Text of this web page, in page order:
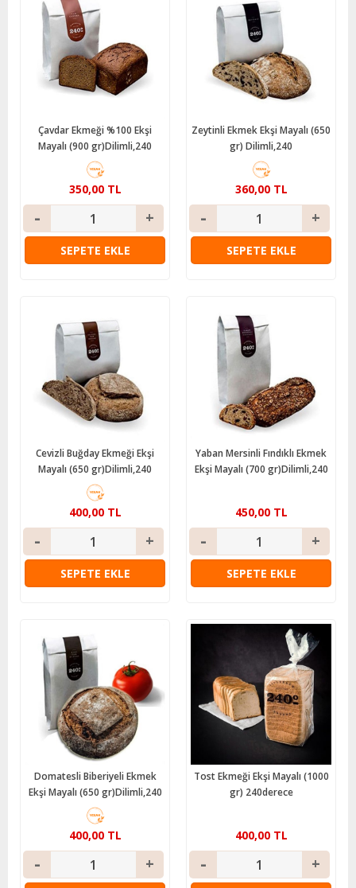
Çavdar Ekmeği %100 Ekşi
Mayalı (900 gr)Dilimli,240
350,00 TL
SEPETE EKLE
Zeytinli Ekmek Ekşi Mayalı (650
gr) Dilimli,240
360,00 TL
SEPETE EKLE
Cevizli Buğday Ekmeği Ekşi
Mayalı (650 gr)Dilimli,240
400,00 TL
SEPETE EKLE
Yaban Mersinli Fındıklı Ekmek
Ekşi Mayalı (700 gr)Dilimli,240
450,00 TL
SEPETE EKLE
Domatesli Biberiyeli Ekmek
Ekşi Mayalı (650 gr)Dilimli,240
400,00 TL
Tost Ekmeği Ekşi Mayalı (1000
gr) 240derece
400,00 TL